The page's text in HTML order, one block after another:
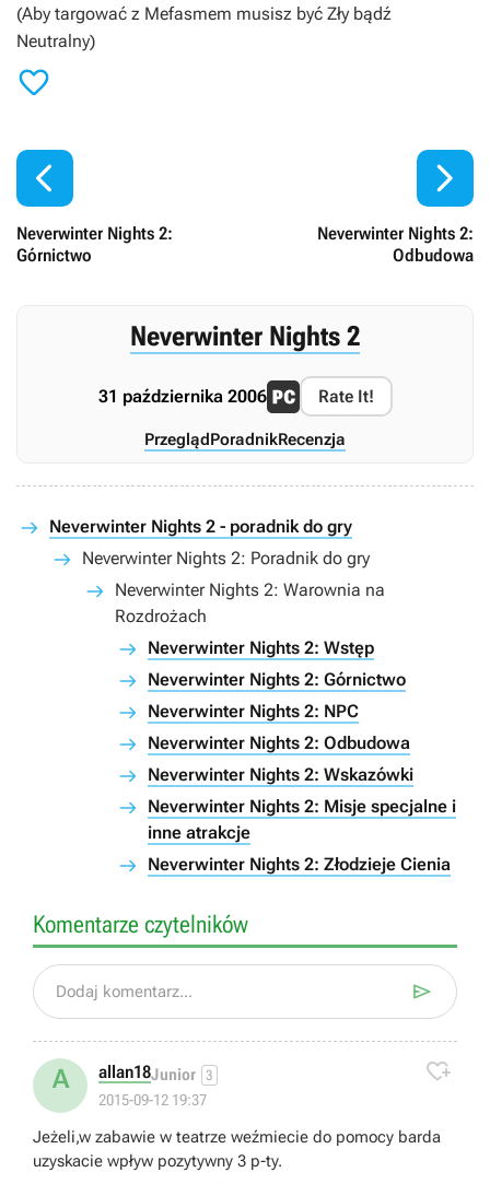
(Aby targować z Mefasmem musisz być Zły bądź
Neutralny)


Neverwinter Nights 2:
Górnictwo
Neverwinter Nights 2:
Odbudowa

Neverwinter Nights 2
31 października 2006 Rate It!
PrzeglądPoradnikRecenzja
Neverwinter Nights 2 - poradnik do gry
Neverwinter Nights 2: Poradnik do gry
Neverwinter Nights 2: Warownia na
Rozdrożach
Neverwinter Nights 2: Wstęp
Neverwinter Nights 2: Górnictwo
Neverwinter Nights 2: NPC
Neverwinter Nights 2: Odbudowa
Neverwinter Nights 2: Wskazówki
Neverwinter Nights 2: Misje specjalne i
inne atrakcje
Neverwinter Nights 2: Złodzieje Cienia
Komentarze czytelników
Dodaj komentarz... 
A allan18Junior 3
2015-09-12 19:37

Jeżeli,w zabawie w teatrze weźmiecie do pomocy barda
uzyskacie wpływ pozytywny 3 p-ty.